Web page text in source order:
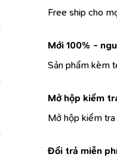
Free ship cho
Mới 100% -
Sản phẩm kèm
Mở hộp kiểm
Mở hộp kiểm
Đổi trả miễn